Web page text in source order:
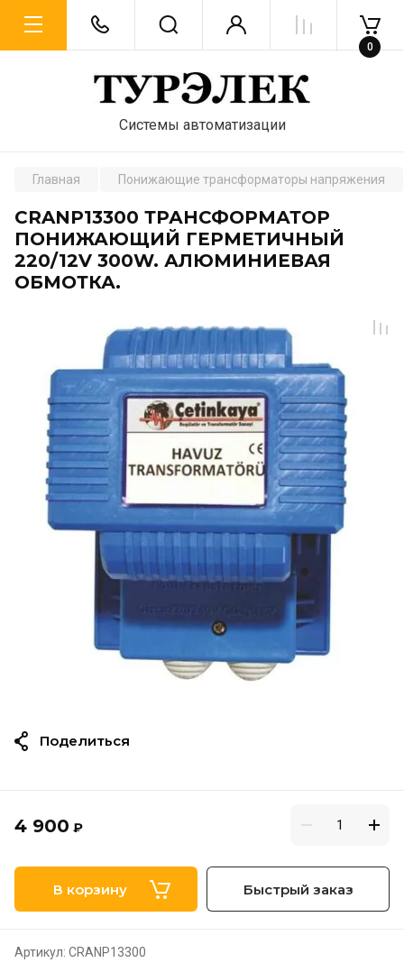
Системы автоматизации
0
Главная Понижающие трансформаторы напряжения
CRANP13300 ТРАНСФОРМАТОР
ПОНИЖАЮЩИЙ ГЕРМЕТИЧНЫЙ
220/12V 300W. АЛЮМИНИЕВАЯ
ОБМОТКА.
4 900 ₽
В корзину Быстрый заказ
Артикул: CRANP13300
Поделиться